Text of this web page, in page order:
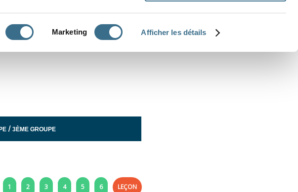
Marketing Afficher les détails
/3ÈME GROUPE
1 2 3 4 5 6 LEÇON